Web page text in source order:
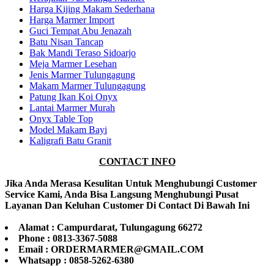
Harga Kijing Makam Sederhana
Harga Marmer Import
Guci Tempat Abu Jenazah
Batu Nisan Tancap
Bak Mandi Teraso Sidoarjo
Meja Marmer Lesehan
Jenis Marmer Tulungagung
Makam Marmer Tulungagung
Patung Ikan Koi Onyx
Lantai Marmer Murah
Onyx Table Top
Model Makam Bayi
Kaligrafi Batu Granit
CONTACT INFO
Jika Anda Merasa Kesulitan Untuk Menghubungi Customer
Service Kami, Anda Bisa Langsung Menghubungi Pusat
Layanan Dan Keluhan Customer Di Contact Di Bawah Ini
Alamat : Campurdarat, Tulungagung 66272
Phone : 0813-3367-5088
Email : ORDERMARMER@GMAIL.COM
Whatsapp : 0858-5262-6380